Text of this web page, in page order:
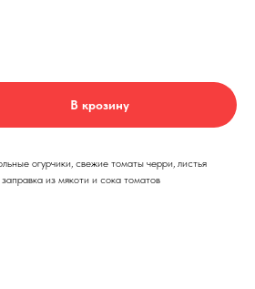
В крозину
огурчики, свежие томаты черри, листья
из мякоти и сока томатов